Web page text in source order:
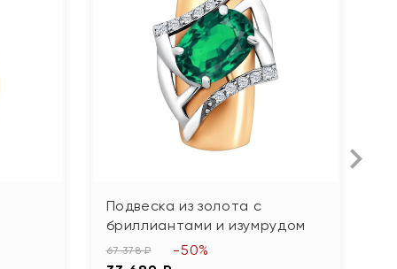
Подвеска из золота с
бриллиантами и изумрудом
67 378 ₽ -50%